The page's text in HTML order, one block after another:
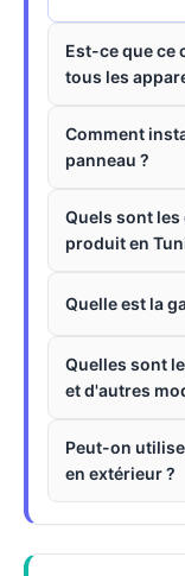
Est-ce que ce
tous les
Comment
panneau ?
Quels sont
produit en
Quelle est la
Quelles sont
et d'autres
Peut-on
en extérieur ?